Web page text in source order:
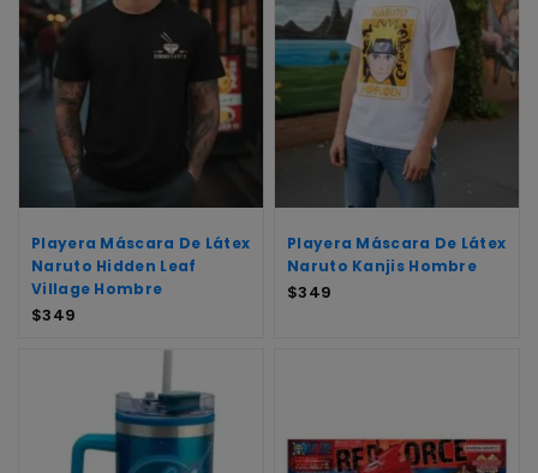
Playera Máscara De Látex
Naruto Hidden Leaf
Village Hombre
$349
Playera Máscara De Látex
Naruto Kanjis Hombre
$349